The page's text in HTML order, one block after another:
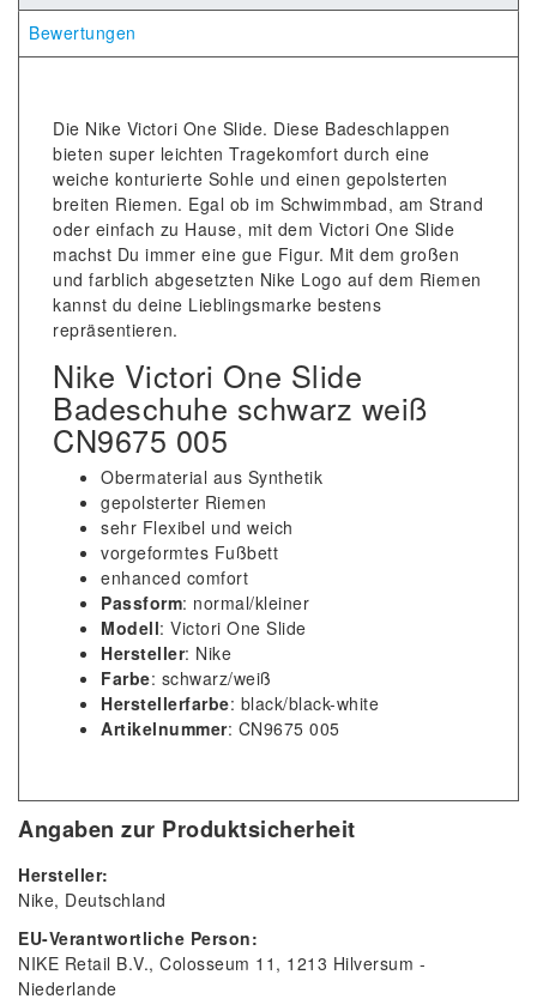
Bewertungen
Die Nike Victori One Slide. Diese Badeschlappen
bieten super leichten Tragekomfort durch eine
weiche konturierte Sohle und einen gepolsterten
breiten Riemen. Egal ob im Schwimmbad, am Strand
oder einfach zu Hause, mit dem Victori One Slide
machst Du immer eine gue Figur. Mit dem großen
und farblich abgesetzten Nike Logo auf dem Riemen
kannst du deine Lieblingsmarke bestens
repräsentieren.
Nike Victori One Slide
Badeschuhe schwarz weiß
CN9675 005
Obermaterial aus Synthetik
gepolsterter Riemen
sehr Flexibel und weich
vorgeformtes Fußbett
enhanced comfort
Passform: normal/kleiner
Modell: Victori One Slide
Hersteller: Nike
Farbe: schwarz/weiß
Herstellerfarbe: black/black-white
Artikelnummer: CN9675 005
Angaben zur Produktsicherheit
Hersteller:
Nike Deutschland
EU-Verantwortliche Person:
NIKE Retail B.V. Colosseum 11 1213 Hilversum
Niederlande